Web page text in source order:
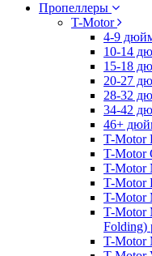
Пропеллеры
T-Motor
4-9
10-14
15-18
20-27
28-32
34-42
46+
T-Motor
T-Motor
T-Motor
T-Motor
T-Motor
T-Motor
Folding)
T-Motor